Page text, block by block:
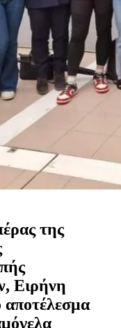
της
Ειρήνη
αποτέλεσμα